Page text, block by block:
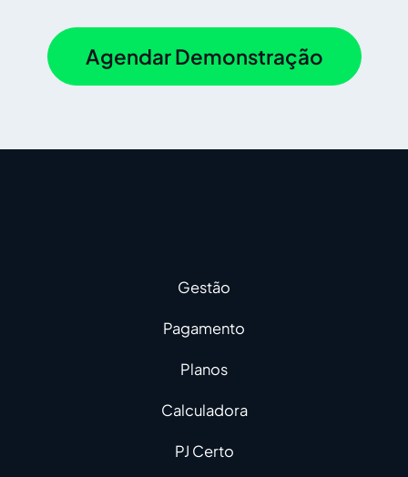
Agendar Demonstração
Gestão
Pagamento
Planos
Calculadora
PJ Certo